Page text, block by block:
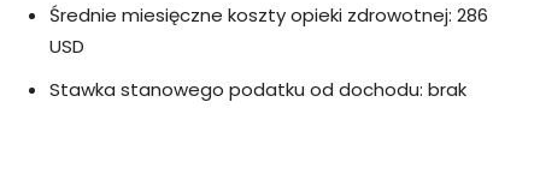
Średnie miesięczne koszty opieki zdrowotnej: 286
USD
Stawka stanowego podatku od dochodu: brak